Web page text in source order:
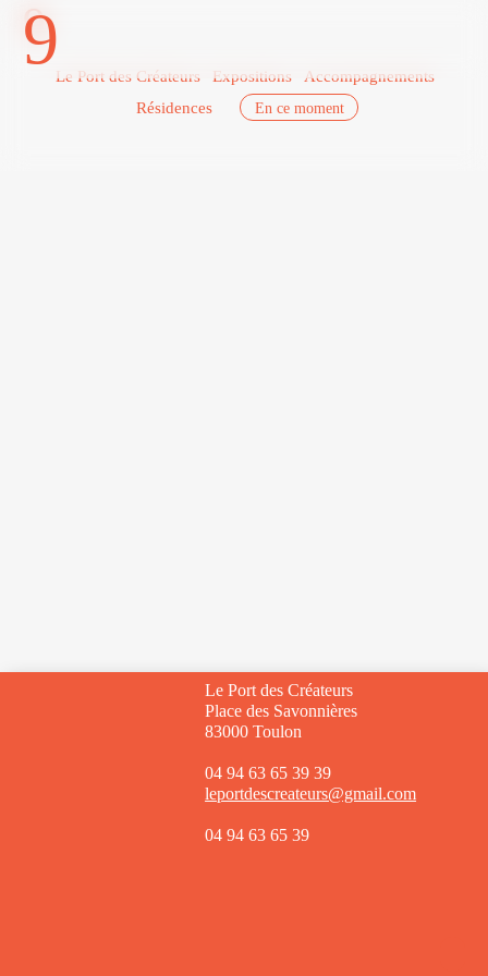
9
9
Le Port des Créateurs Expositions
Accompagnements
Résidences
En ce moment
Le Port des Créateurs
Place des Savonnières
83000 Toulon
04 94 63 65 39 39
leportdescreateurs@gmail.com
04 94 63 65 39